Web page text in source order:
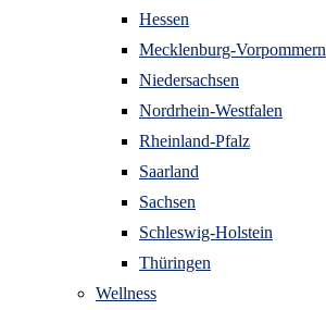
Hessen
Mecklenburg-Vorpommern
Niedersachsen
Nordrhein-Westfalen
Rheinland-Pfalz
Saarland
Sachsen
Schleswig-Holstein
Thüringen
Wellness